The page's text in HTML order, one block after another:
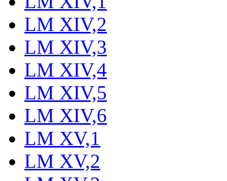
LM XIV,2
LM XIV,3
LM XIV,4
LM XIV,5
LM XIV,6
LM XV,1
LM XV,2